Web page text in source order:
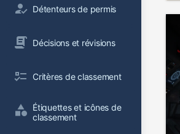
Détenteurs de permis
Décisions et révisions
Critères de classement
Étiquettes et icônes de
classement